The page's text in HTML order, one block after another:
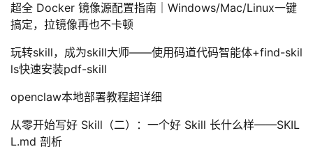
超全 Docker 镜像源配置指南｜Windows/Mac/Linux一键
搞定，拉镜像再也不卡顿
玩转skill，成为skill大师——使用码道代码智能体+find-skil
ls快速安装pdf-skill
openclaw本地部署教程超详细
从零开始写好 Skill（二）：一个好 Skill 长什么样——SKIL
L.md 剖析